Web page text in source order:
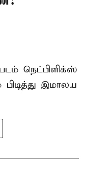
நெட்பிளிக்ஸ்
இமாலய